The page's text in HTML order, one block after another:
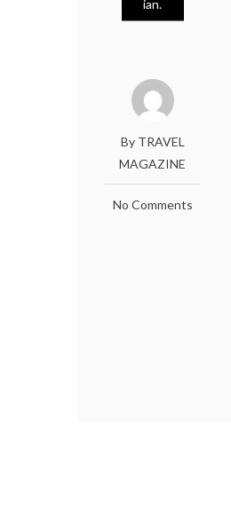
ian.
By TRAVEL
MAGAZINE
No Comments